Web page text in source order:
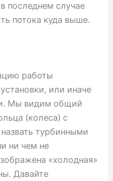
последнем случае
потока куда выше.
работы
или иначе
Мы видим общий
(колеса) с
турбинными
ни чем не
«холодная»
Давайте